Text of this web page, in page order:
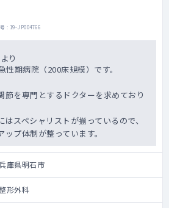
: 19-JP004766
り
期病院（200床規模）です。
節を専門とするドクターを求めており
スペシャリストが揃っているので、
プ体制が整っています。
庫県明石市
形外科